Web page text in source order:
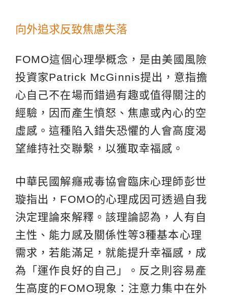
向外追求反致焦慮失落
FOMO這個心理學概念，是由美國風險
投資家Patrick McGinnis提出，意指擔
心自己不在場而錯過有趣或值得關注的
經驗，因而產生憤怒、焦慮或內心的空
虛感。這種陷入錯失恐懼的人會高度渴
望維持社交聯繫，以獲取幸福感。
中華民國解癮戒毒協會臨床心理師彭世
璇指出，FOMO的心理成因可透過自我
決定理論來解釋。該理論認為，人有自
主性、能力感及關係性等3種基本心理
需求，若能滿足，就能提升幸福感，成
為「運作良好的自己」。反之則容易產
生高度的FOMO現象：注意力集中在外